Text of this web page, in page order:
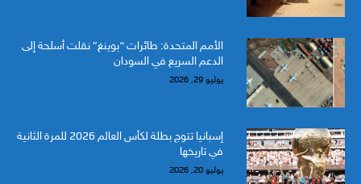
الأمم المتحدة: طائرات “بوينغ” نقلت أسلحة إلى
الدعم السريع في السودان
يوليو 29, 2026
إسبانيا تتوج بطلة لكأس العالم 2026 للمرة الثانية
في تاريخها
يوليو 20, 2026